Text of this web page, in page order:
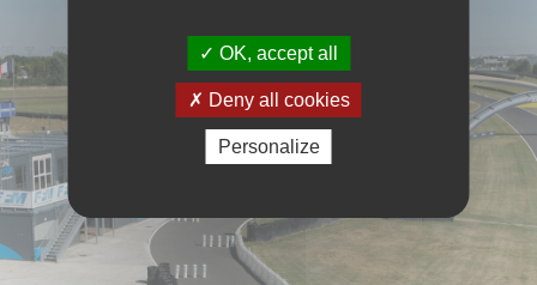
OK, accept all
Deny all cookies
Personalize